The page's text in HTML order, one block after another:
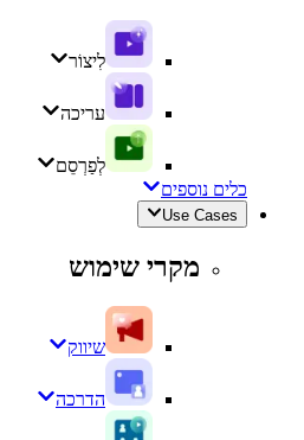
לִיצוֹר
עריכה
לְפַרְסֵם
כלים נוספים
Use Cases
מקרי שימוש
שיווק
הדרכה